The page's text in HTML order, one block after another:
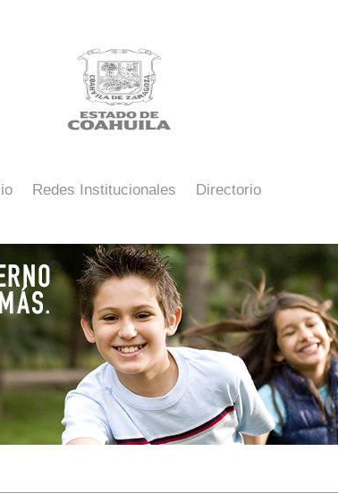
Redes Institucionales Directorio